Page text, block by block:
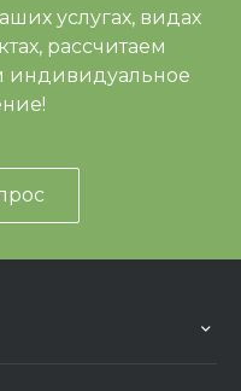
услугах, видах
рассчитаем
индивидуальное